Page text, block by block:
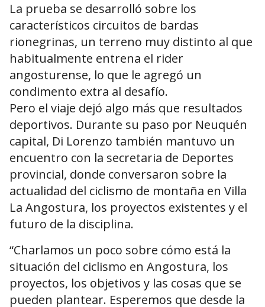
La prueba se desarrolló sobre los
característicos circuitos de bardas
rionegrinas, un terreno muy distinto al que
habitualmente entrena el rider
angosturense, lo que le agregó un
condimento extra al desafío.
Pero el viaje dejó algo más que resultados
deportivos. Durante su paso por Neuquén
capital, Di Lorenzo también mantuvo un
encuentro con la secretaria de Deportes
provincial, donde conversaron sobre la
actualidad del ciclismo de montaña en Villa
La Angostura, los proyectos existentes y el
futuro de la disciplina.
“Charlamos un poco sobre cómo está la
situación del ciclismo en Angostura, los
proyectos, los objetivos y las cosas que se
pueden plantear. Esperemos que desde la